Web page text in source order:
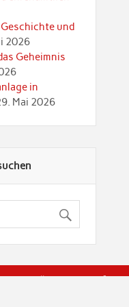
und
2026
Geheimnis
in
Mai 2026
Gesellschaft (BGG)